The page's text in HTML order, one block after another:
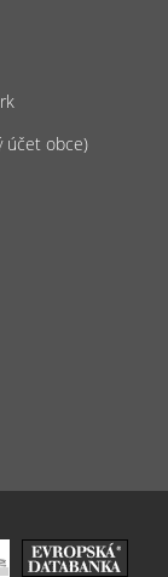
účet obce)